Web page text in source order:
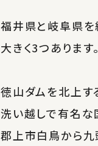
福井県と岐阜県を
大きく3つあります。
徳山ダムを北上す
洗い越しで有名な
郡上市白鳥から九